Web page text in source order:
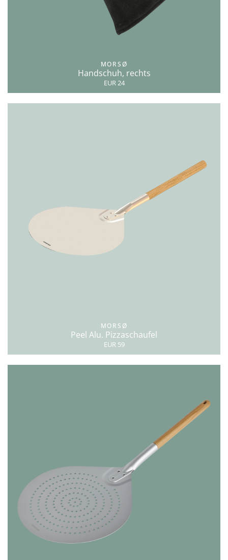
MORSØ
Handschuh, rechts
EUR 24
MORSØ
Peel Alu. Pizzaschaufel
EUR 59